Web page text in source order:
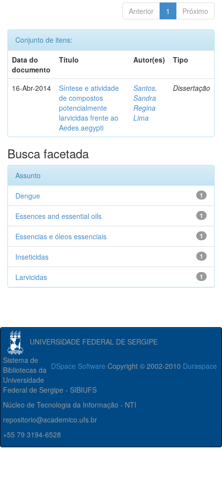
Anterior 1 Próximo
Conjunto de itens:
Data do
documento
Título Autor(es) Tipo
16-Abr-2014
Síntese e atividade
de compostos
potencialmente
larvicidas frente ao
Aedes aegypti
Santos,
Sandra
Regina
Lima
Dissertação
Busca facetada
Assunto
1
Dengue
1
Essences and essential oils
1
Essencias e óleos essenciais
1
Inseticidas
1
Larvicidas
UNIVERSIDADE FEDERAL DE SERGIPE
DSpace Software Copyright © 2002-2010 Duraspace
Sistema de
Bibliotecas da
Universidade
Federal de Sergipe - SIBIUFS
Núcleo de Tecnologia da Informação - NTI
repositorio@academico.ufs.br
+55 79 3194-6528